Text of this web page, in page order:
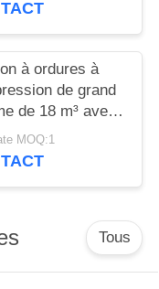
à ordures à
de grand
de 18 m³ avec
de 371 CV et
robustes pour
MOQ:1
Tous